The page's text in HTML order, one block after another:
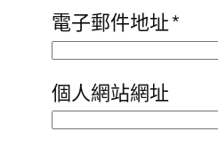
電子郵件地址*
個人網站網址